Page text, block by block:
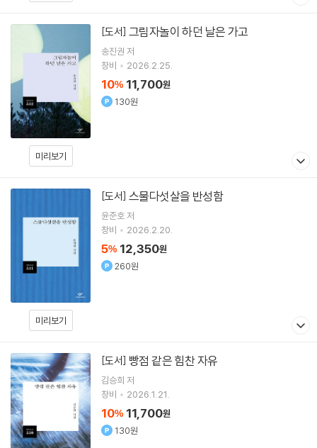
미리보기
[도서] 그림자놀이 하던 날은 가고
송진권 저
창비
2026.2.25.
10% 11,700원
130원
미리보기
[도서] 스물다섯살을 반성함
윤준호저
창비
2026.2.20.
5% 12,350원
260원
[도서] 빵점 같은 힘찬 자유
김승희 저
창비
2026.1.21.
10% 11,700원
130원